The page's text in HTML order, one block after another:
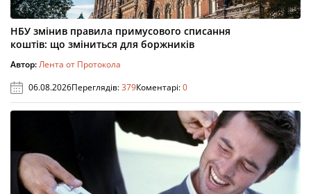
НБУ змінив правила примусового списання
коштів: що зміниться для боржників
Автор:Лента от Протокола
06.08.2026Переглядів:379Коментарі:0